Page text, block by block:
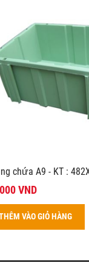
chứa A9 - KT :
VND
VÀO GIỎ HÀNG